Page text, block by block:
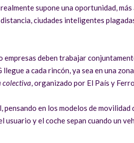
supone una oportunidad,
ciudades inteligentes
deben trabajar
a cada rincón, ya sea en una
colectiva, organizado por El País y
en los modelos de
usuario y el coche sepan cuando